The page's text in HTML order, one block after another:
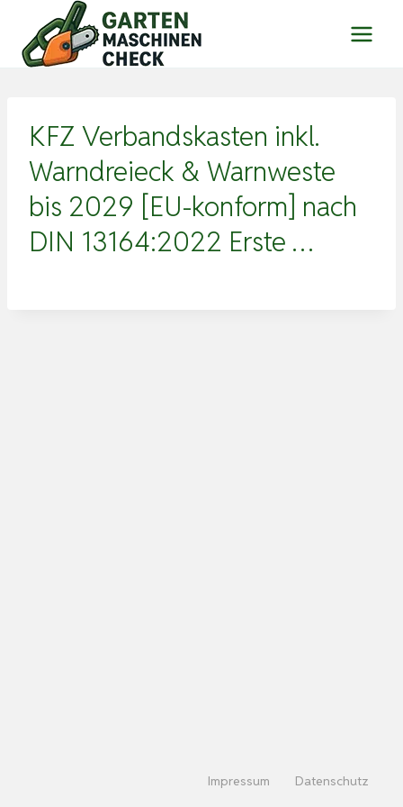
Inhalt
springen
KFZ Verbandskasten inkl.
Warndreieck & Warnweste
bis 2029 [EU-konform] nach
DIN 13164:2022 Erste …
Impressum Datenschutz